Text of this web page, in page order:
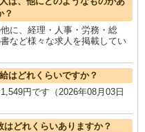
？
に、経理・人事・労務・総
など様々な求人を掲載してい
はどれくらいですか？
円です（2026年08月03日
どれくらいありますか？